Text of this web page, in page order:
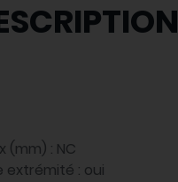
(mm) : NC
extrémité : oui